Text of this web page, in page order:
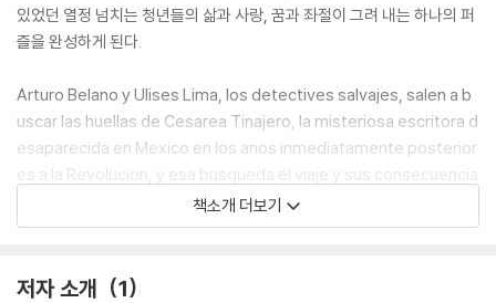
있었던 열정 넘치는 청년들의 삶과 사랑, 꿈과 좌절이 그려 내는 하나의 퍼
즐을 완성하게 된다.
Arturo Belano y Ulises Lima, los detectives salvajes, salen a b
uscar las huellas de Cesarea Tinajero, la misteriosa escritora d
esaparecida en Mexico en los anos inmediatamente posterior
es a la Revolucion, y esa busqueda el viaje y sus consecuencia
s se prolonga durante veinte anos, desde 1976 hasta 1996, el
tiempo canonico de cualquier errancia, bifurcandose a traves
e hay de todo: amores y muertes, asesinatos y fugas turistica
책소개 더보기
저자 소개 1